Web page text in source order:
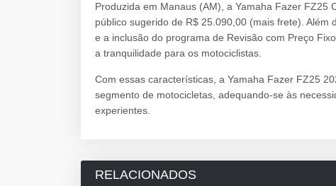
Produzida em Manaus (AM), a Yamaha Fazer
público sugerido de R$ 25.090,00 (mais frete).
e a inclusão do programa de Revisão com Preço
a tranquilidade para os motociclistas.
Com essas características, a Yamaha Fazer FZ25
segmento de motocicletas, adequando-se às
experientes.
RELACIONADOS